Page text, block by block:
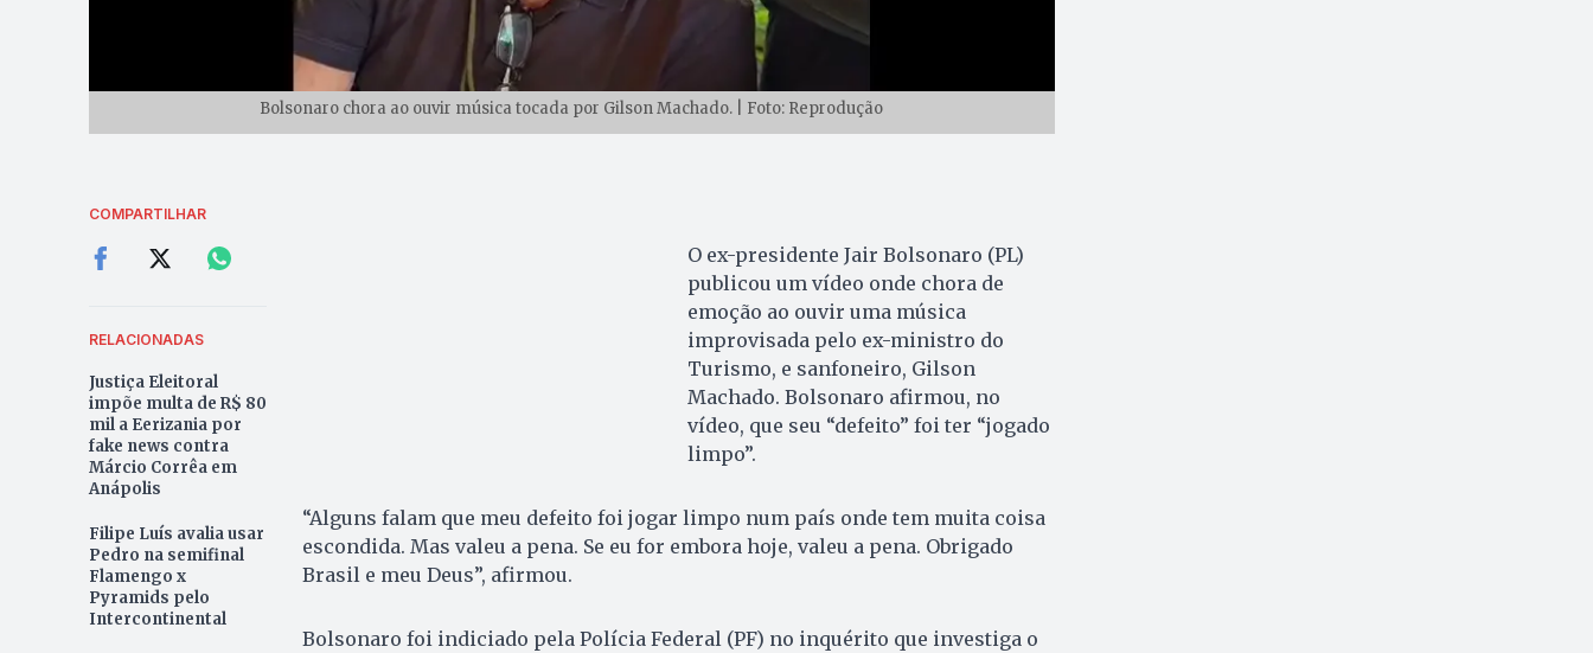
Bolsonaro chora ao ouvir música tocada por Gilson Machado. | Foto: Reprodução
COMPARTILHAR
RELACIONADAS
Justiça Eleitoral
impõe multa de R$ 80
mil a Eerizania por
fake news contra
Márcio Corrêa em
Anápolis
Filipe Luís avalia usar
Pedro na semifinal
Flamengo x
Pyramids pelo
Intercontinental
O ex-presidente Jair Bolsonaro (PL)
publicou um vídeo onde chora de
emoção ao ouvir uma música
improvisada pelo ex-ministro do
Turismo, e sanfoneiro, Gilson
Machado. Bolsonaro afirmou, no
vídeo, que seu “defeito” foi ter “jogado
limpo”.
“Alguns falam que meu defeito foi jogar limpo num país onde tem muita coisa
escondida. Mas valeu a pena. Se eu for embora hoje, valeu a pena. Obrigado
Brasil e meu Deus”, afirmou.
Bolsonaro foi indiciado pela Polícia Federal (PF) no inquérito que investiga o